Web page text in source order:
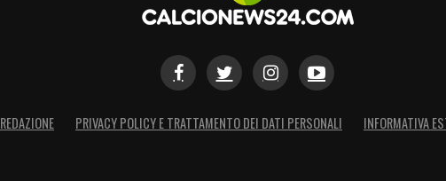
REDAZIONE PRIVACY POLICY E TRATTAMENTO DEI DATI PERSONALI INFORMATIVA